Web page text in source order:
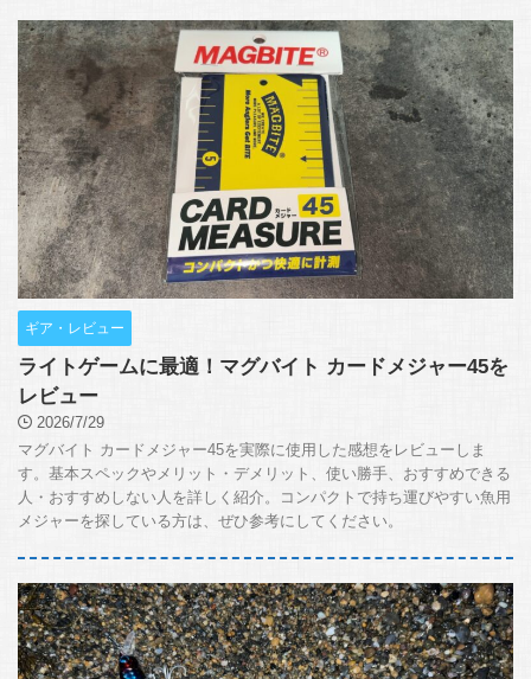
ギア・レビュー
ライトゲームに最適！マグバイト カードメジャー45を
レビュー
2026/7/29
マグバイト カードメジャー45を実際に使用した感想をレビューしま
す。基本スペックやメリット・デメリット、使い勝手、おすすめできる
人・おすすめしない人を詳しく紹介。コンパクトで持ち運びやすい魚用
メジャーを探している方は、ぜひ参考にしてください。